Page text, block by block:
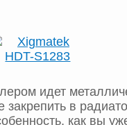
идет
закрепить в
как вы